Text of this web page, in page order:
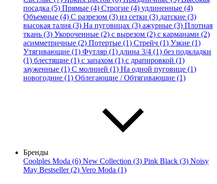
посадка (5) Прямые (4) Строгие (4) удлиненные (4)
Объемные (4) С разрезом (3) из сетки (3) датские (3)
высокая талия (3) На пуговицах (3) ажурные (3) Плотная
ткань (3) Укороченные (2) с вырезом (2) с карманами (2)
асимметричные (2) Потертые (1) Стрейч (1) Узкие (1)
Утягивающие (1) Футляр (1) длина 3/4 (1) без подкладки
(1) блестящие (1) с запахом (1) с драпировкой (1)
зауженные (1) С молнией (1) На одной пуговице (1)
новогодние (1) Облегающие / Обтягивающие (1)
Бренды
Coolples Moda (6) New Collection (3) Pink Black (3) Noisy
May Bestseller (2) Vero Moda (1)